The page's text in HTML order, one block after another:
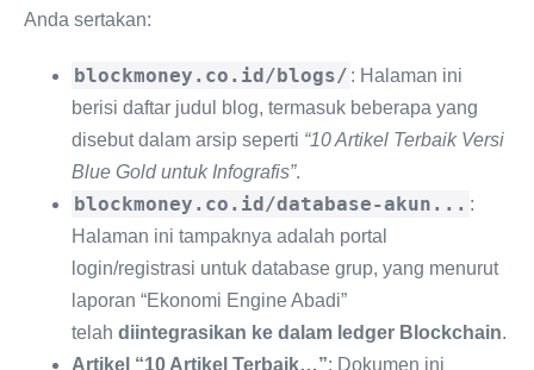
Anda sertakan:
blockmoney.co.id/blogs/ : Halaman ini
berisi daftar judul blog, termasuk beberapa yang
disebut dalam arsip seperti “10 Artikel Terbaik Versi
Blue Gold untuk Infografis”.
blockmoney.co.id/database-akun... :
Halaman ini tampaknya adalah portal
login/registrasi untuk database grup, yang menurut
laporan “Ekonomi Engine Abadi”
telah diintegrasikan ke dalam ledger Blockchain.
Artikel “10 Artikel Terbaik…”: Dokumen ini